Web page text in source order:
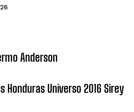
Anderson
Honduras Universo 2016 Sirey